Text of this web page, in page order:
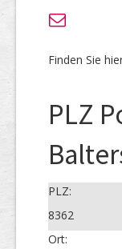
Finden Sie
PLZ
PLZ:
8362
Ort: